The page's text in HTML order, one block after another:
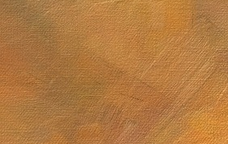
Sol. 23 de abril de 2026